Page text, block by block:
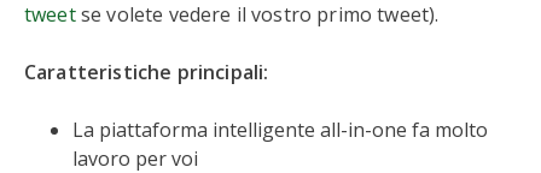
tweetse volete vedere il vostro primo tweet).
Caratteristiche principali:
La piattaforma intelligente all-in-one fa molto
lavoro per voi